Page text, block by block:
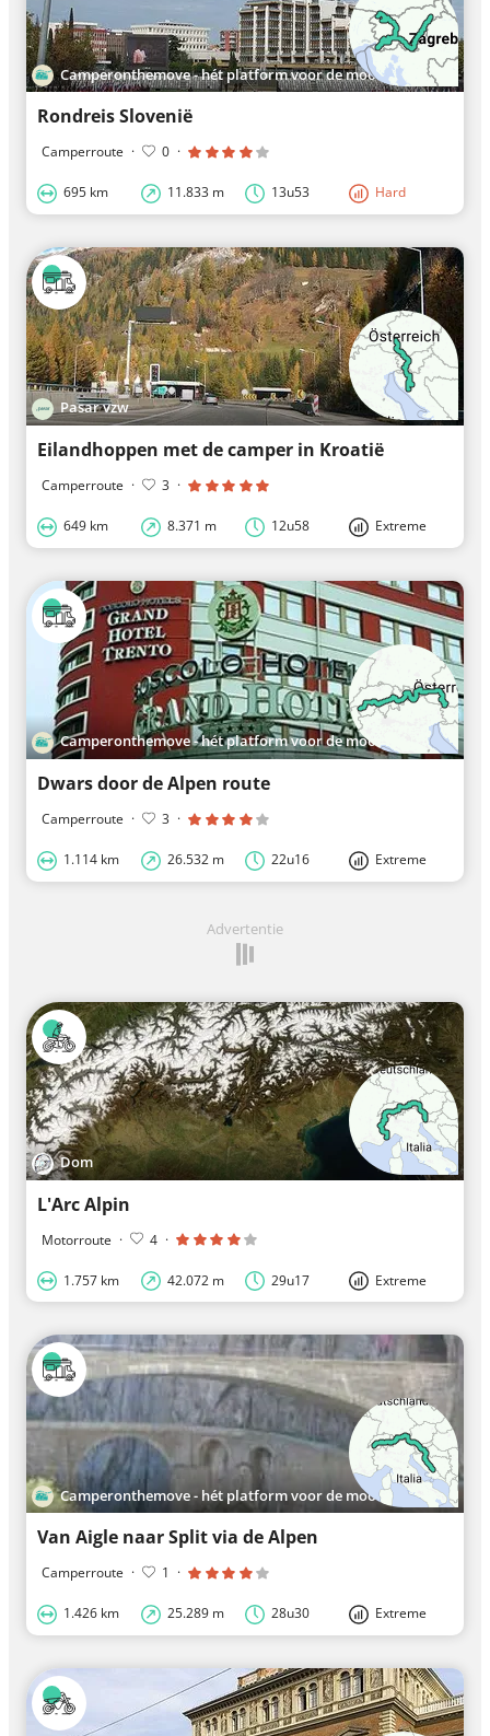
Camperonthemove - hét platform voor de mooiste roadtrips in Europa
Rondreis Slovenië
Camperroute · 0 ·
695 km 11.833 m 13u53 Hard
Pasar vzw
Eilandhoppen met de camper in Kroatië
Camperroute · 3 ·
649 km 8.371 m 12u58 Extreme
Camperonthemove - hét platform voor de mooiste roadtrips in Europa
Dwars door de Alpen route
Camperroute · 3 ·
1.114 km 26.532 m 22u16 Extreme
Advertentie
Dom
L'Arc Alpin
Motorroute · 4 ·
1.757 km 42.072 m 29u17 Extreme
Camperonthemove - hét platform voor de mooiste roadtrips in Europa
Van Aigle naar Split via de Alpen
Camperroute · 1 ·
1.426 km 25.289 m 28u30 Extreme